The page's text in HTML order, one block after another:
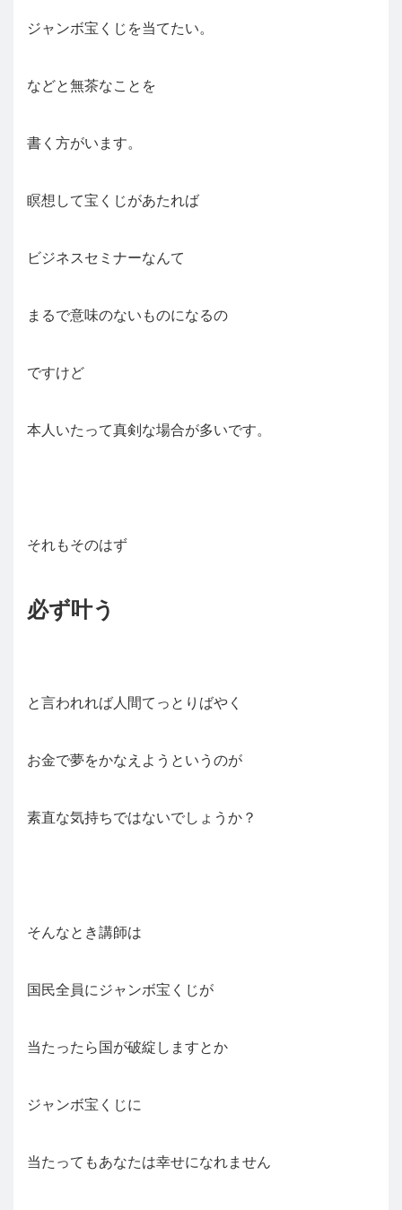
ジャンボ宝くじを当てたい。
などと無茶なことを
書く方がいます。
瞑想して宝くじがあたれば
ビジネスセミナーなんて
まるで意味のないものになるの
ですけど
本人いたって真剣な場合が多いです。
それもそのはず
必ず叶う
と言われれば人間てっとりばやく
お金で夢をかなえようというのが
素直な気持ちではないでしょうか？
そんなとき講師は
国民全員にジャンボ宝くじが
当たったら国が破綻しますとか
ジャンボ宝くじに
当たってもあなたは幸せになれません